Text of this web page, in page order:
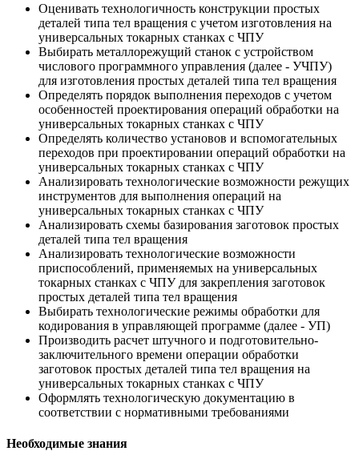
Оценивать технологичность конструкции простых
деталей типа тел вращения с учетом изготовления на
универсальных токарных станках с ЧПУ
Выбирать металлорежущий станок с устройством
числового программного управления (далее - УЧПУ)
для изготовления простых деталей типа тел вращения
Определять порядок выполнения переходов с учетом
особенностей проектирования операций обработки на
универсальных токарных станках с ЧПУ
Определять количество установов и вспомогательных
переходов при проектировании операций обработки на
универсальных токарных станках с ЧПУ
Анализировать технологические возможности режущих
инструментов для выполнения операций на
универсальных токарных станках с ЧПУ
Анализировать схемы базирования заготовок простых
деталей типа тел вращения
Анализировать технологические возможности
приспособлений, применяемых на универсальных
токарных станках с ЧПУ для закрепления заготовок
простых деталей типа тел вращения
Выбирать технологические режимы обработки для
кодирования в управляющей программе (далее - УП)
Производить расчет штучного и подготовительно-
заключительного времени операции обработки
заготовок простых деталей типа тел вращения на
универсальных токарных станках с ЧПУ
Оформлять технологическую документацию в
соответствии с нормативными требованиями
Необходимые знания